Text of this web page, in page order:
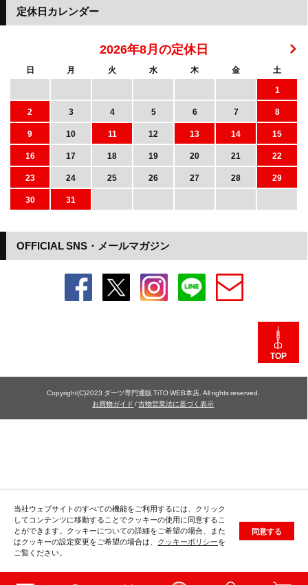
当社ウェブサイトのすべての機能をご利用するには、クリック
してコンテンツに移動することでクッキーの使用に同意するこ
とができます。クッキーについての詳細をご希望の場合、また
はクッキーの設定変更をご希望の場合は、 クッキーポリシーを
ご覧ください。
同意する
OFFICIAL SNS・メールマガジン
定休日カレンダー
2026年8月の定休日
日 月 火 水 木 金
土
1
2
3 4 5 6 7
8
9
10 11 12 13 14
15
16
17 18 19 20 21
22
23
24 25 26 27 28
29
30
31
TOP
Copyright(C)2023 ダーツ専門通販 TiTO WEB本店. All rights reserved.
お買物ガイド /古物営業法に基づく表示